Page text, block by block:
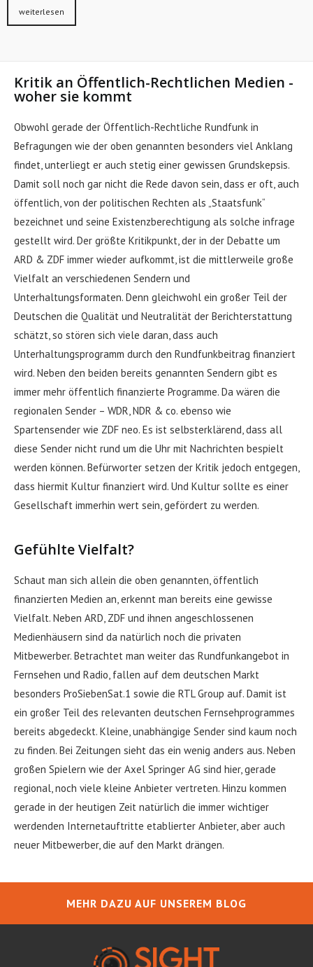
weiterlesen
Kritik an Öffentlich-Rechtlichen Medien -
woher sie kommt
Obwohl gerade der Öffentlich-Rechtliche Rundfunk in
Befragungen wie der oben genannten besonders viel Anklang
findet, unterliegt er auch stetig einer gewissen Grundskepsis.
Damit soll noch gar nicht die Rede davon sein, dass er oft, auch
öffentlich, von der politischen Rechten als „Staatsfunk“
bezeichnet und seine Existenzberechtigung als solche infrage
gestellt wird. Der größte Kritikpunkt, der in der Debatte um
ARD & ZDF immer wieder aufkommt, ist die mittlerweile große
Vielfalt an verschiedenen Sendern und
Unterhaltungsformaten. Denn gleichwohl ein großer Teil der
Deutschen die Qualität und Neutralität der Berichterstattung
schätzt, so stören sich viele daran, dass auch
Unterhaltungsprogramm durch den Rundfunkbeitrag finanziert
wird. Neben den beiden bereits genannten Sendern gibt es
immer mehr öffentlich finanzierte Programme. Da wären die
regionalen Sender – WDR, NDR & co. ebenso wie
Spartensender wie ZDF neo. Es ist selbsterklärend, dass all
diese Sender nicht rund um die Uhr mit Nachrichten bespielt
werden können. Befürworter setzen der Kritik jedoch entgegen,
dass hiermit Kultur finanziert wird. Und Kultur sollte es einer
Gesellschaft immerhin wert sein, gefördert zu werden.
Gefühlte Vielfalt?
Schaut man sich allein die oben genannten, öffentlich
finanzierten Medien an, erkennt man bereits eine gewisse
Vielfalt. Neben ARD, ZDF und ihnen angeschlossenen
Medienhäusern sind da natürlich noch die privaten
Mitbewerber. Betrachtet man weiter das Rundfunkangebot in
Fernsehen und Radio, fallen auf dem deutschen Markt
besonders ProSiebenSat.1 sowie die RTL Group auf. Damit ist
ein großer Teil des relevanten deutschen Fernsehprogrammes
bereits abgedeckt. Kleine, unabhängige Sender sind kaum noch
zu finden. Bei Zeitungen sieht das ein wenig anders aus. Neben
großen Spielern wie der Axel Springer AG sind hier, gerade
regional, noch viele kleine Anbieter vertreten. Hinzu kommen
gerade in der heutigen Zeit natürlich die immer wichtiger
werdenden Internetauftritte etablierter Anbieter, aber auch
neuer Mitbewerber, die auf den Markt drängen.
MEHR DAZU AUF UNSEREM BLOG